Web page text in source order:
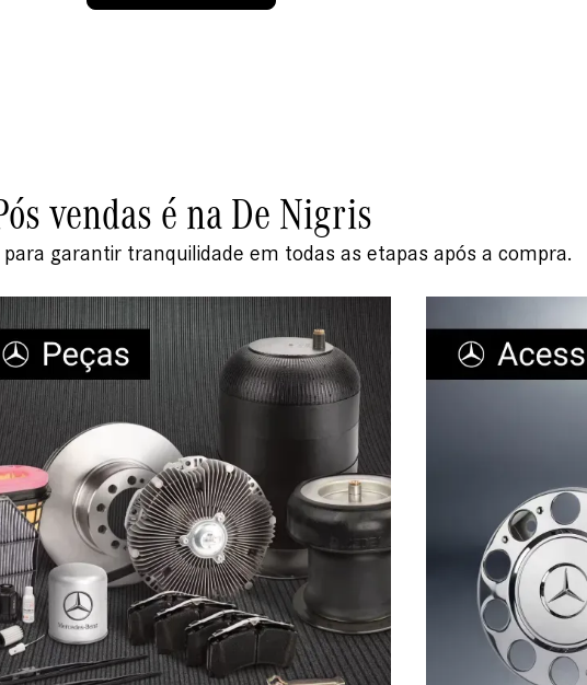
vendas é na De Nigris
para garantir tranquilidade em todas as etapas após a compra.